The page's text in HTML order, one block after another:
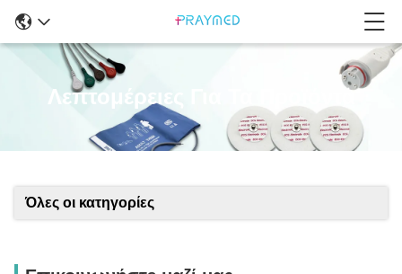
Λεπτομέρειες Για Τα Προϊόντα
Όλες οι κατηγορίες